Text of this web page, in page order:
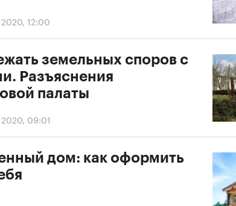
12:00
09:01
земельных споров с
Разъяснения
палаты
дом: как оформить